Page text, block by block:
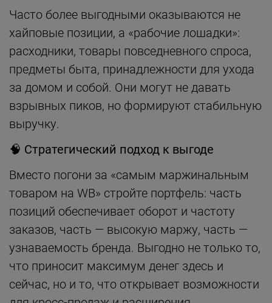
Часто более выгодными оказываются не
хайповые позиции, а «рабочие лошадки»:
расходники, товары повседневного спроса,
предметы быта, принадлежности для ухода
за домом и собой. Они могут не давать
взрывных пиков, но формируют стабильную
выручку.
🧠 Стратегический подход к выгоде
Вместо погони за «самым маржинальным
товаром на WB» стройте портфель: часть
позиций обеспечивает оборот и частоту
заказов, часть — высокую маржу, часть —
узнаваемость бренда. Выгодно не только то,
что приносит максимум денег здесь и
сейчас, но и то, что открывает возможности